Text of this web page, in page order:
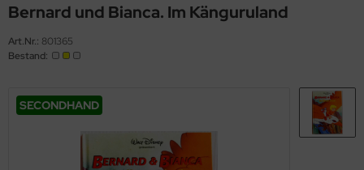
Bernard und Bianca. Im Känguruland
Art.Nr.: 801365
Bestand:
SECONDHAND
& Zubehör
& Zubehör
Pet Shop